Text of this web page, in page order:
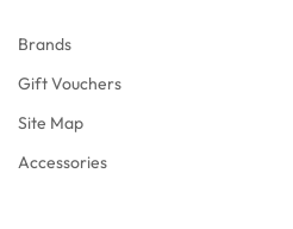
Brands
Gift Vouchers
Site Map
Accessories